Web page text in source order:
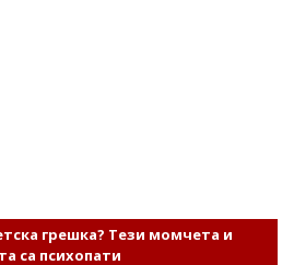
грешка? Тези момчета и
са психопати